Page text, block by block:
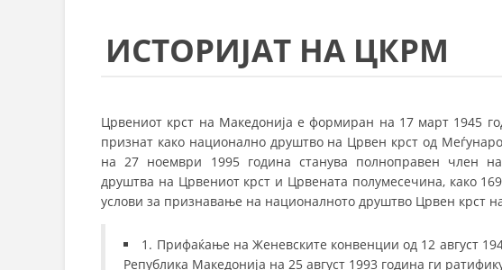
ИСТОРИЈАТ НА ЦКРМ
Црвениот крст на Македонија е формиран на 17 март 1945
признат како национално друштво на Црвен крст од
на 27 ноември 1995 година станува полноправен член
друштва на Црвениот крст и Црвената полумесечина, како
услови за признавање на националното друштво Црвен крст
1. Прифаќање на Женевските конвенции од 12 август
Република Македонија на 25 август 1993 година ги